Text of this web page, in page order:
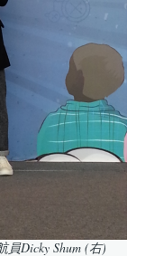
Dicky Shum (右)